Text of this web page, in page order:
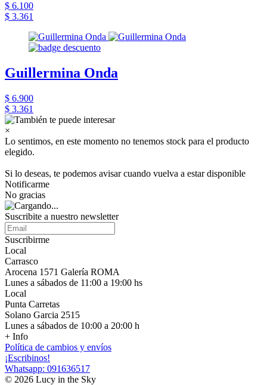
$ 6.100
$ 3.361
Guillermina Onda
$ 6.900
$ 3.361
×
Lo sentimos, en este momento no tenemos stock para el producto
elegido.
Si lo deseas, te podemos avisar cuando vuelva a estar disponible
Notificarme
No gracias
Suscribite a nuestro newsletter
Suscribirme
Local
Carrasco
Arocena 1571 Galería ROMA
Lunes a sábados de 11:00 a 19:00 hs
Local
Punta Carretas
Solano Garcia 2515
Lunes a sábados de 10:00 a 20:00 h
+ Info
Política de cambios y envíos
¡Escribinos!
Whatsapp: 091636517
© 2026 Lucy in the Sky